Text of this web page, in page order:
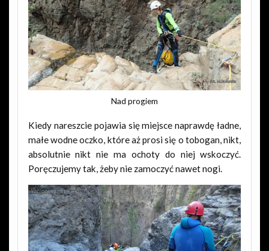
Nad progiem
Kiedy nareszcie pojawia się miejsce naprawdę ładne,
małe wodne oczko, które aż prosi się o tobogan, nikt,
absolutnie nikt nie ma ochoty do niej wskoczyć.
Poręczujemy tak, żeby nie zamoczyć nawet nogi.